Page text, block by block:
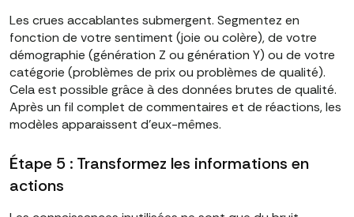
Les crues accablantes submergent. Segmentez en
fonction de votre sentiment (joie ou colère), de votre
démographie (génération Z ou génération Y) ou de votre
catégorie (problèmes de prix ou problèmes de qualité).
Cela est possible grâce à des données brutes de qualité.
Après un fil complet de commentaires et de réactions, les
modèles apparaissent d'eux-mêmes.
Étape 5 : Transformez les informations en
actions